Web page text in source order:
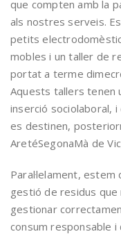
que compten amb la
als nostres serveis.
petits
mobles i un taller de
portat a terme
Aquests tallers tenen
inserció sociolaboral,
es destinen,
AretéSegonaMà de
Paral·lelament,
gestió de residus
gestionar
consum responsable